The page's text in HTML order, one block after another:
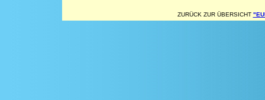
ZURÜCK ZUR ÜBERSICHT